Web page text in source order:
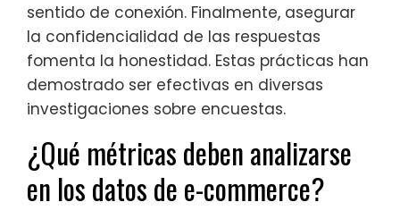
sentido de conexión. Finalmente, asegurar
la confidencialidad de las respuestas
fomenta la honestidad. Estas prácticas han
demostrado ser efectivas en diversas
investigaciones sobre encuestas.
¿Qué métricas deben analizarse
en los datos de e-commerce?